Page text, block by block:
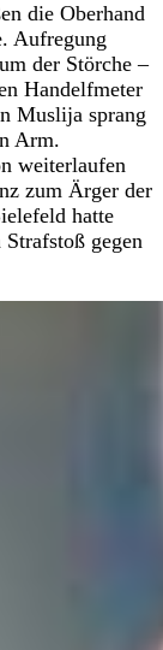
die Oberhand
Aufregung
der Störche –
Handelfmeter
Muslija sprang
Arm.
weiterlaufen
zum Ärger der
hatte
gegen